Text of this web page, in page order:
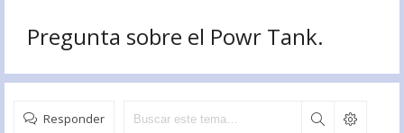
Pregunta sobre el Powr Tank.
Responder